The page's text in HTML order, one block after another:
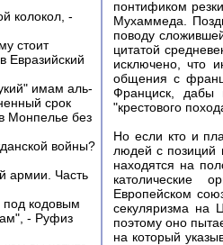
колокол, -
стоит
Евразийский
имам аль-
срок
Монпелье без
войны?
армии. Часть
под кодовым
- Руфиз
понтификом
Мухаммеда.
поводу
цитатой
исключено, что
общения с
Франциск, дабы
"крестового
Но если кто и
людей с позиций
находятся на
католические
Европейском
секуляризма на
поэтому оно
на который